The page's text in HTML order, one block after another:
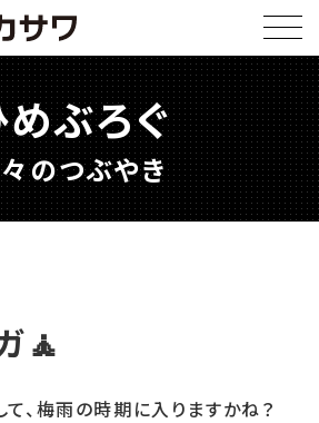
ひめぶろぐ
のつぶやき
🧘
、梅雨の時期に入りますかね？